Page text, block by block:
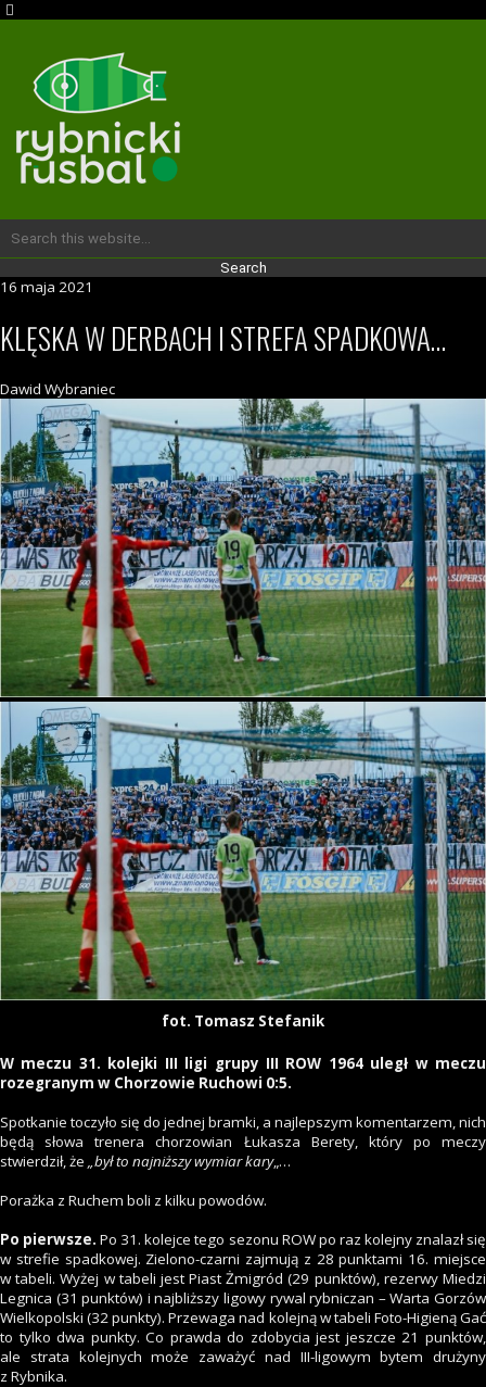
16 maja 2021
KLĘSKA W DERBACH I STREFA SPADKOWA…
Dawid Wybraniec
fot. Tomasz Stefanik
W meczu 31. kolejki III ligi grupy III ROW 1964 uległ w meczu
rozegranym w Chorzowie Ruchowi 0:5.
Spotkanie toczyło się do jednej bramki, a najlepszym komentarzem, nich
będą słowa trenera chorzowian Łukasza Berety, który po meczy
stwierdził, że „był to najniższy wymiar kary„…
Porażka z Ruchem boli z kilku powodów.
Po pierwsze. Po 31. kolejce tego sezonu ROW po raz kolejny znalazł się
w strefie spadkowej. Zielono-czarni zajmują z 28 punktami 16. miejsce
w tabeli. Wyżej w tabeli jest Piast Żmigród (29 punktów), rezerwy Miedzi
Legnica (31 punktów) i najbliższy ligowy rywal rybniczan – Warta Gorzów
Wielkopolski (32 punkty). Przewaga nad kolejną w tabeli Foto-Higieną Gać
to tylko dwa punkty. Co prawda do zdobycia jest jeszcze 21 punktów,
ale strata kolejnych może zaważyć nad III-ligowym bytem drużyny
z Rybnika.